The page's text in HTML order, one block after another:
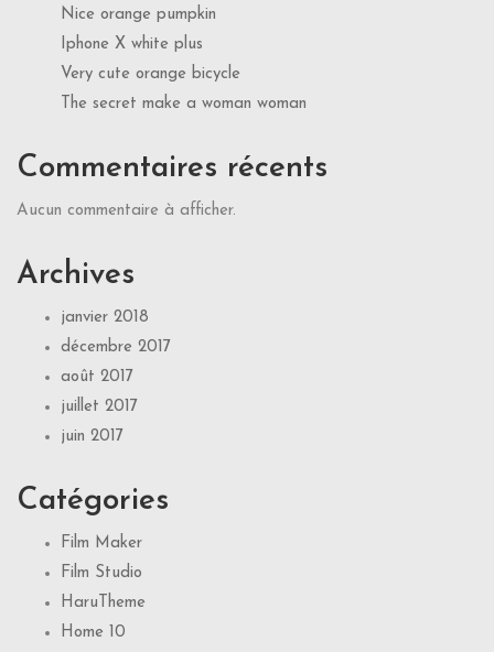
Nice orange pumpkin
Iphone X white plus
Very cute orange bicycle
The secret make a woman woman
Commentaires récents
Aucun commentaire à afficher.
Archives
janvier 2018
décembre 2017
août 2017
juillet 2017
juin 2017
Catégories
Film Maker
Film Studio
HaruTheme
Home 10